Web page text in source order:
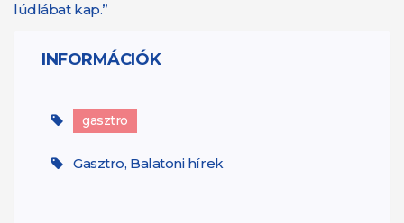
lúdlábat kap.”
INFORMÁCIÓK
gasztro
Gasztro, Balatoni hírek